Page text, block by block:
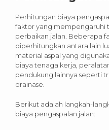
Perhitungan biaya
faktor yang mempengaruhi
perbaikan jalan. Beberapa
diperhitungkan antara lain
material aspal yang
biaya tenaga kerja,
pendukung lainnya seperti
drainase.
Berikut adalah langkah-
biaya pengaspalan jalan: